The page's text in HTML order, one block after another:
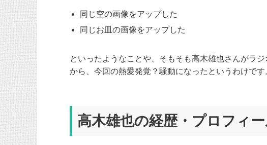
同じ空の画像をアップした
同じお皿の画像をアップした
といったようなことや、そもそも高木雄也さんがラ
から、今回の熱愛発覚？騒動になったというわけです
高木雄也の経歴・プロフィ